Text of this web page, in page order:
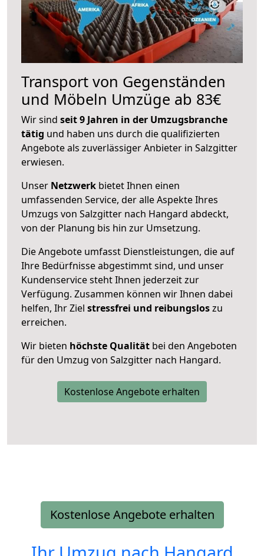
Transport von Gegenständen
und Möbeln Umzüge ab 83€
Wir sind seit 9 Jahren in der Umzugsbranche
tätig und haben uns durch die qualifizierten
Angebote als zuverlässiger Anbieter in Salzgitter
erwiesen.
Unser Netzwerk bietet Ihnen einen
umfassenden Service, der alle Aspekte Ihres
Umzugs von Salzgitter nach Hangard abdeckt,
von der Planung bis hin zur Umsetzung.
Die Angebote umfasst Dienstleistungen, die auf
Ihre Bedürfnisse abgestimmt sind, und unser
Kundenservice steht Ihnen jederzeit zur
Verfügung. Zusammen können wir Ihnen dabei
helfen, Ihr Ziel stressfrei und reibungsloszu
erreichen.
Wir bieten höchste Qualität bei den Angeboten
für den Umzug von Salzgitter nach Hangard.
Kostenlose Angebote erhalten
Kostenlose Angebote erhalten